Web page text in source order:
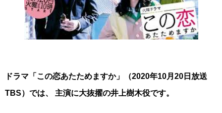
ドラマ「この恋あたためますか」（2020年10月20日放送
TBS）では、 主演に大抜擢の井上樹木役です。